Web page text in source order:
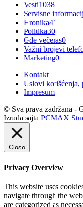
Vesti1038
Servisne
Hronika41
Politika30
Gde večeras0
Važni brojevi
Marketing0
Kontakt
Uslovi korišćenja,
Impresum
© Sva prava zadržana -
Izrada sajta PCMAX
Close
Privacy Overview
This website uses
navigate through the
are categorized as